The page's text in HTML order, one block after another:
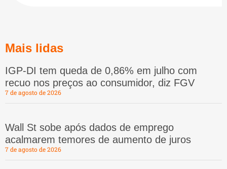
Mais lidas
IGP-DI tem queda de 0,86% em julho com
recuo nos preços ao consumidor, diz FGV
7 de agosto de 2026
Wall St sobe após dados de emprego
acalmarem temores de aumento de juros
7 de agosto de 2026